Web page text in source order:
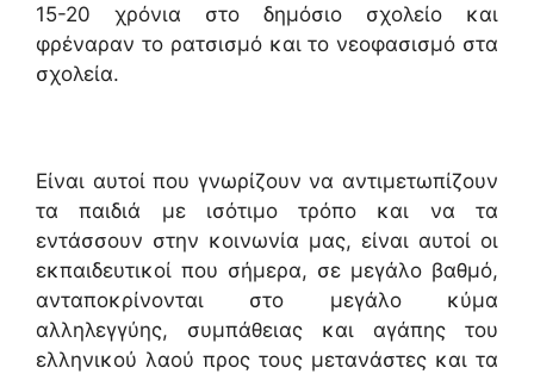
15-20 χρόνια στο δημόσιο σχολείο και
φρέναραν το ρατσισμό και το νεοφασισμό στα
σχολεία.
Είναι αυτοί που γνωρίζουν να αντιμετωπίζουν
τα παιδιά με ισότιμο τρόπο και να τα
εντάσσουν στην κοινωνία μας, είναι αυτοί οι
εκπαιδευτικοί που σήμερα, σε μεγάλο βαθμό,
ανταποκρίνονται στο μεγάλο κύμα
αλληλεγγύης, συμπάθειας και αγάπης του
ελληνικού λαού προς τους μετανάστες και τα